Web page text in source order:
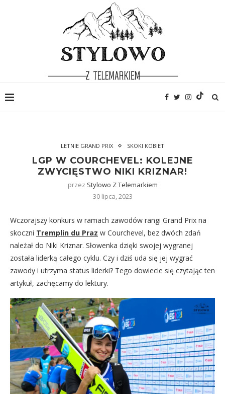
LETNIE GRAND PRIX SKOKI KOBIET
LGP W COURCHEVEL: KOLEJNE
ZWYCIĘSTWO NIKI KRIZNAR!
przez Stylowo Z Telemarkiem
30 lipca, 2023
Wczorajszy konkurs w ramach zawodów rangi Grand Prix na
skoczni Tremplin du Praz w Courchevel, bez dwóch zdań
należał do Niki Kriznar. Słowenka dzięki swojej wygranej
została liderką całego cyklu. Czy i dziś uda się jej wygrać
zawody i utrzyma status liderki? Tego dowiecie się czytając ten
artykuł, zachęcamy do lektury.